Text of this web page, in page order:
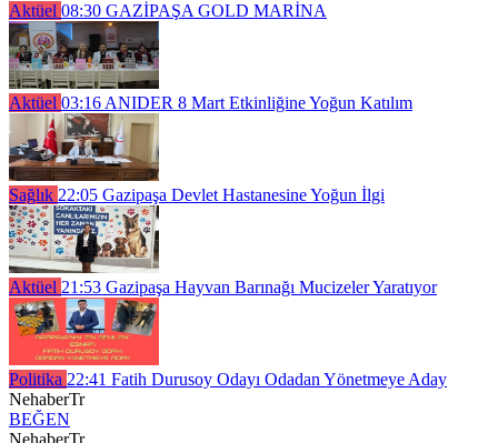
Aktüel 08:30 GAZİPAŞA GOLD MARİNA
Aktüel 03:16 ANIDER 8 Mart Etkinliğine Yoğun Katılım
Sağlık 22:05 Gazipaşa Devlet Hastanesine Yoğun İlgi
Aktüel 21:53 Gazipaşa Hayvan Barınağı Mucizeler Yaratıyor
Politika 22:41 Fatih Durusoy Odayı Odadan Yönetmeye Aday
NehaberTr
BEĞEN
NehaberTr